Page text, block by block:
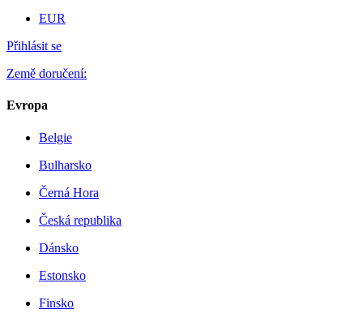
EUR
Přihlásit se
Země doručení:
Evropa
Belgie
Bulharsko
Černá Hora
Česká republika
Dánsko
Estonsko
Finsko